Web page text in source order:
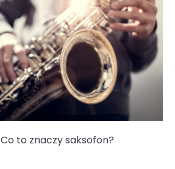
Co to znaczy saksofon?